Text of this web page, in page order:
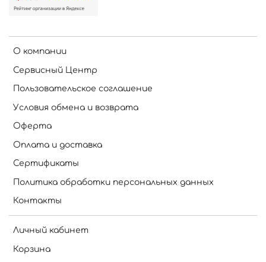
О компании
Сервисный Центр
Пользовательское соглашение
Условия обмена и возврата
Оферта
Оплата и доставка
Сертификаты
Политика обработки персональных данных
Контакты
Личный кабинет
Корзина